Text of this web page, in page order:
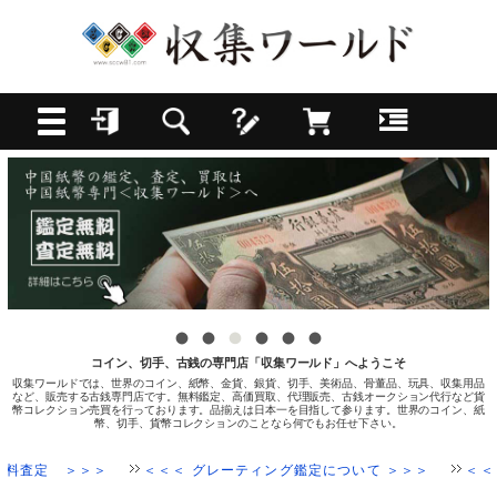
コイン、切手、古銭の専門店「収集ワールド」へようこそ
収集ワールドでは、世界のコイン、紙幣、金貨、銀貨、切手、美術品、骨董品、玩具、収集用品
など、販売する古銭専門店です。無料鑑定、高価買取、代理販売、古銭オークション代行など貨
幣コレクション売買を行っております。品揃えは日本一を目指して参ります。世界のコイン、紙
幣、切手、貨幣コレクションのことなら何でもお任せ下さい。
＞＞ ＜＜＜ グレーティング鑑定について ＞＞＞ ＜＜＜ 中国